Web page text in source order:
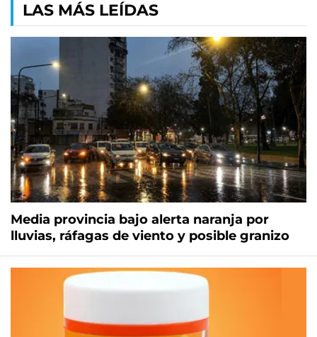
LAS MÁS LEÍDAS
Media provincia bajo alerta naranja por
lluvias, ráfagas de viento y posible granizo